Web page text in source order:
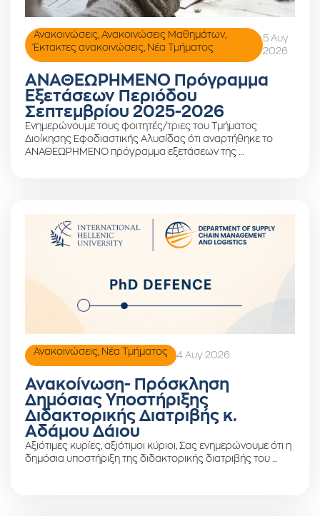
Ανακοινώσεις Ανακοινώσεις Μαθημάτων,
Έκτακτες ανακοινώσεις
Νέα Τμήματος
5 Αυγ
2026
ΑΝΑΘΕΩΡΗΜΕΝΟ Πρόγραμμα
Εξετάσεων Περιόδου
Σεπτεμβρίου 2025-2026
Ενημερώνουμε τους φοιτητές/τριες του Τμήματος
Διοίκησης Εφοδιαστικής Αλυσίδας ότι αναρτήθηκε το
ΑΝΑΘΕΩΡΗΜΕΝΟ πρόγραμμα εξετάσεων της …
Ανακοινώσεις Νέα Τμήματος 4 Αυγ 2026
Ανακοίνωση- Πρόσκληση
Δημόσιας Υποστήριξης
Διδακτορικής Διατριβής κ.
Αδάμου Δάιου
Αξιότιμες κυρίες, αξιότιμοι κύριοι, Σας ενημερώνουμε ότι η
δημόσια υποστήριξη της διδακτορικής διατριβής του …